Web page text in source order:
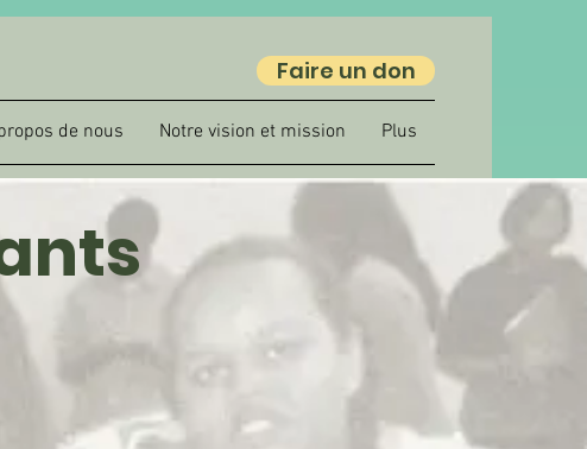
Faire un don
de nous Notre vision et mission Plus